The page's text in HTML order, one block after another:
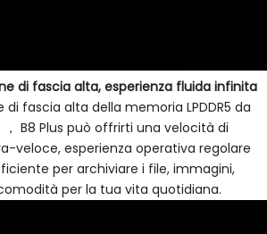
di fascia alta, esperienza fluida infinita
fascia alta della memoria LPDDR5 da
， B8 Plus può offrirti una velocità di
veloce, esperienza operativa regolare
per archiviare i file, immagini,
per la tua vita quotidiana.